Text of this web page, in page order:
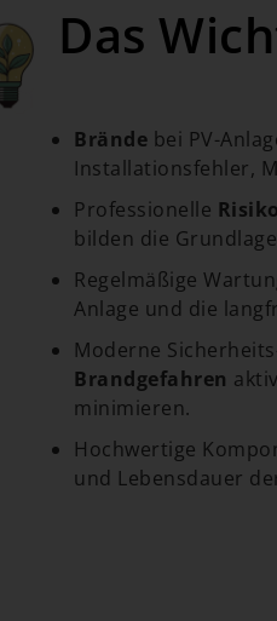
Das
Brände bei PV-
Installationsfehler,
Professionelle
bilden die
Regelmäßige
Anlage und die
Moderne
Brandgefahren aktiv
minimieren.
Hochwertige
und Lebensdauer